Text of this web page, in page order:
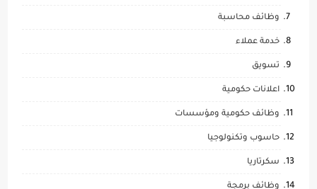
وظائف محاسبة
خدمة عملاء
تسويق
اعلانات حكومية
وظائف حكومية ومؤسسات
حاسوب وتكنولوجيا
سكرتاريا
وظائف برمجة